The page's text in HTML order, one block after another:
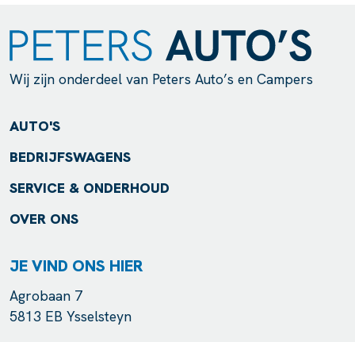
Wij zijn onderdeel van Peters Auto’s en Campers
AUTO'S
BEDRIJFSWAGENS
SERVICE & ONDERHOUD
OVER ONS
JE VIND ONS HIER
Agrobaan 7
5813 EB Ysselsteyn